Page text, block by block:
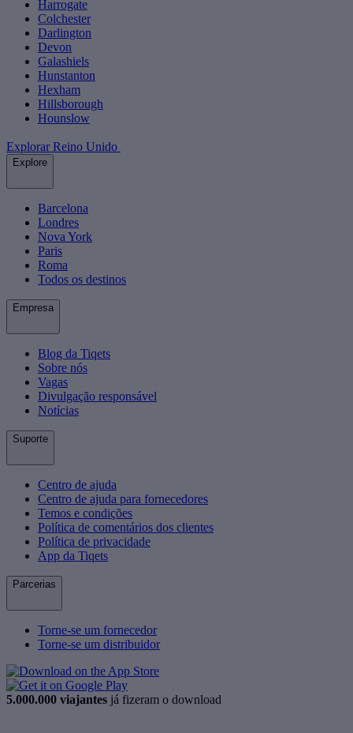
Harrogate
Colchester
Darlington
Devon
Galashiels
Hunstanton
Hexham
Hillsborough
Hounslow
Explorar Reino Unido
Explore
Barcelona
Londres
Nova York
Paris
Roma
Todos os destinos
Empresa
Blog da Tiqets
Sobre nós
Vagas
Divulgação responsável
Notícias
Suporte
Centro de ajuda
Centro de ajuda para fornecedores
Temos e condições
Política de comentários dos clientes
Política de privacidade
App da Tiqets
Parcerias
Torne-se um fornecedor
Torne-se um distribuidor
5.000.000 viajantes já fizeram o download